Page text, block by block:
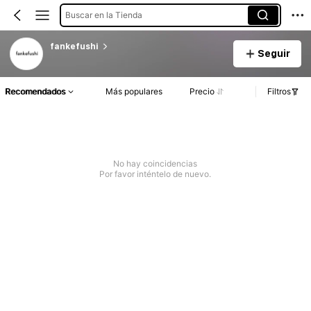
Buscar en la Tienda
fankefushi
Seguir
Recomendados Más populares Precio Filtros
No hay coincidencias
Por favor inténtelo de nuevo.